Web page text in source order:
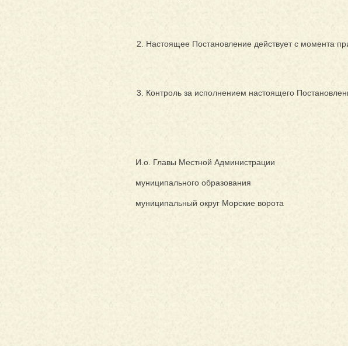
Настоящее Постановление действует с момента
Контроль за исполнением настоящего
И.о. Главы Местной Администрации
муниципального образования
муниципальный округ Морские